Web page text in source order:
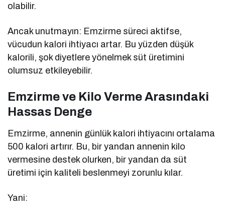
olabilir.
Ancak unutmayın: Emzirme süreci aktifse,
vücudun kalori ihtiyacı artar. Bu yüzden düşük
kalorili, şok diyetlere yönelmek süt üretimini
olumsuz etkileyebilir.
Emzirme ve Kilo Verme Arasındaki
Hassas Denge
Emzirme, annenin günlük kalori ihtiyacını ortalama
500 kalori artırır. Bu, bir yandan annenin kilo
vermesine destek olurken, bir yandan da süt
üretimi için kaliteli beslenmeyi zorunlu kılar.
Yani: